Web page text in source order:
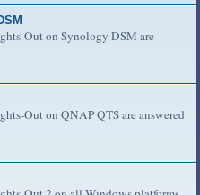
Out on Synology DSM are
Out on QNAP QTS are answered